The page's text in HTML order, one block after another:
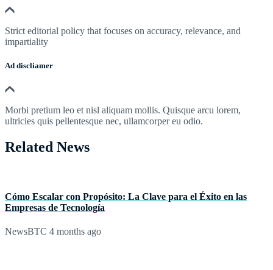
Strict editorial policy that focuses on accuracy, relevance, and
impartiality
Ad discliamer
Morbi pretium leo et nisl aliquam mollis. Quisque arcu lorem,
ultricies quis pellentesque nec, ullamcorper eu odio.
Related News
Cómo Escalar con Propósito: La Clave para el Éxito en las
Empresas de Tecnología
NewsBTC 4 months ago